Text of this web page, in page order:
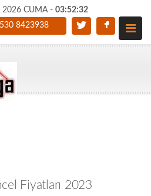
2026 CUMA - 03:52:33
8423938
Fiyatları 2023